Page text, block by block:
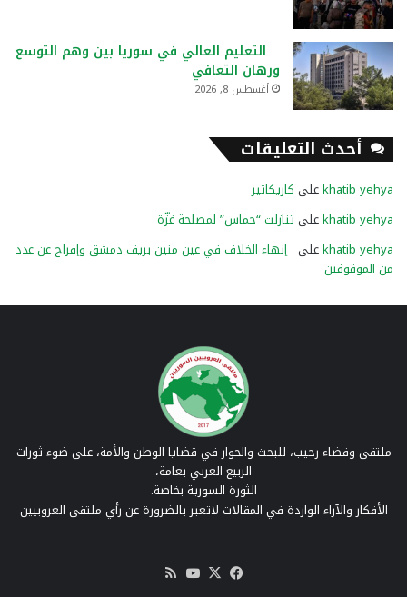
التعليم العالي في سوريا بين وهم التوسع
ورهان التعافي
أغسطس 8, 2026
أحدث التعليقات
khatib yehyaعلى كاريكاتير
khatib yehyaعلى تنازلت “حماس” لمصلحة غزّة
khatib yehyaعلى إنهاء الخلاف في عين منين بريف دمشق وإفراج عن عدد
من الموقوفين
ملتقى وفضاء رحيب، للبحث والحوار في قضايا الوطن والأمة، على ضوء ثورات
الربيع العربي بعامة،
الثورة السورية بخاصة.
الأفكار والآراء الواردة في المقالات لاتعبر بالضرورة عن رأي ملتقى العروبيين
فيسبوك
‫X
‫YouTube